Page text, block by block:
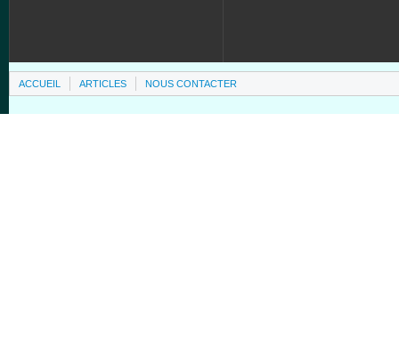
ACCUEIL ARTICLES NOUS CONTACTER